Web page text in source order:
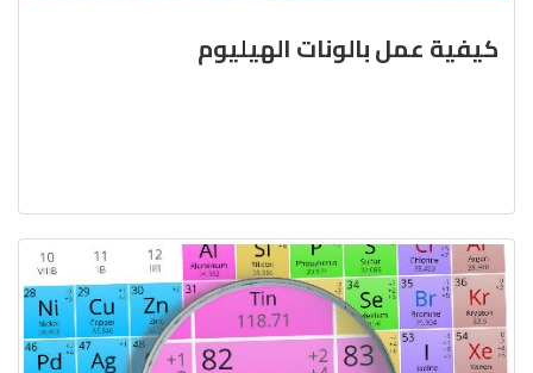
كيفية عمل بالونات الهيليوم